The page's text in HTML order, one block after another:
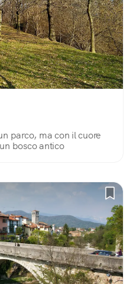
parco, ma con il cuore
bosco antico